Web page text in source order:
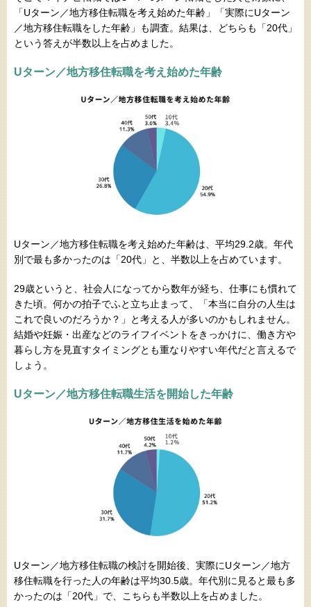
「Uターン／地方移住転職を考え始めた年齢」「実際にUターン
／地方移住転職をした年齢」も調査。結果は、どちらも「20代」
という答えが半数以上を占めました。
Uターン／地方移住転職を考え始めた年齢
Uターン／地方移住転職を考え始めた年齢は、平均29.2歳。年代
別で最も多かったのは「20代」と、半数以上を占めています。
29歳というと、社会人になってから数年が経ち、仕事にも慣れて
きた頃。何かの拍子でふと立ち止まって、「本当に自分の人生は
これで良いのだろうか？」と考える人が多いのかもしれません。
結婚や妊娠・出産などのライフイベントをきっかけに、働き方や
暮らし方を見直すタイミングとも重なりやすい年代だと言えるで
しょう。
Uターン／地方移住転職生活を開始した年齢
Uターン／地方移住転職の検討を開始後、実際にUターン／地方
移住転職を行った人の年齢は平均30.5歳。年代別に見ると最も多
かったのは「20代」で、こちらも半数以上を占めました。